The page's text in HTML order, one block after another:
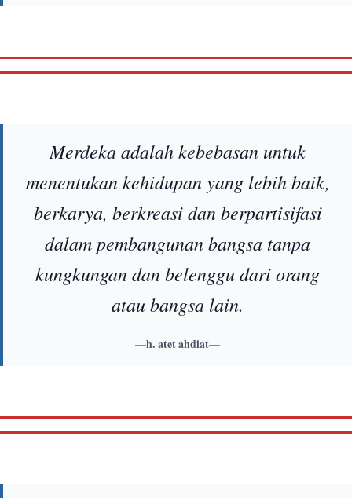
Merdeka adalah kebebasan untuk
menentukan kehidupan yang lebih baik,
berkarya, berkreasi dan berpartisifasi
dalam pembangunan bangsa tanpa
kungkungan dan belenggu dari orang
atau bangsa lain.
—h. atet ahdiat—